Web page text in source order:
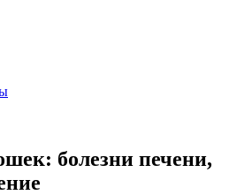
болезни печени,